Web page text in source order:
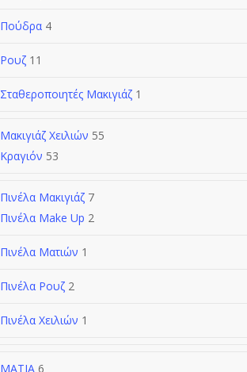
Πούδρα 4
Ρουζ 11
Σταθεροποιητές Μακιγιάζ 1
Μακιγιάζ Χειλιών 55
Κραγιόν 53
Πινέλα Μακιγιάζ 7
Πινέλα Make Up 2
Πινέλα Ματιών 1
Πινέλα Ρουζ 2
Πινέλα Χειλιών 1
ΜΑΤΙΑ 6